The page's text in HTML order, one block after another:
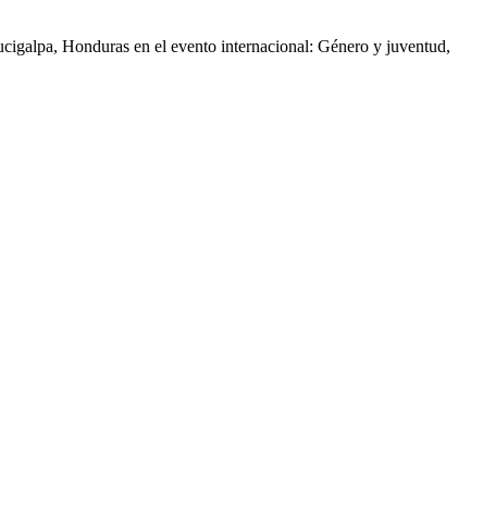
Honduras en el evento internacional: Género y juventud,